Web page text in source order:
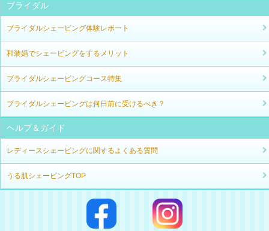
ブライダル
ブライダルシェービング体験レポート
和装婚でシェービングをするメリット
ブライダルシェービングコース特集
ブライダルシェービングは何日前に受けるべき？
ヘルプ＆ガイド
レディースシェービングに関するよくある質問
うる肌シェービングTOP